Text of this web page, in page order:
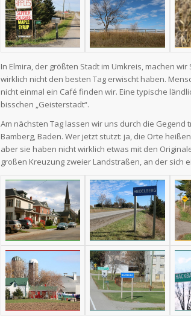
In Elmira, der größten Stadt im Umkreis, machen
wirklich nicht den besten Tag erwischt haben.
nicht einmal ein Café finden wir. Eine typische
bisschen „Geisterstadt“.
Am nächsten Tag lassen wir uns durch die
Bamberg, Baden. Wer jetzt stutzt: ja, die Orte
aber sie haben nicht wirklich etwas mit den
großen Kreuzung zweier Landstraßen, an der